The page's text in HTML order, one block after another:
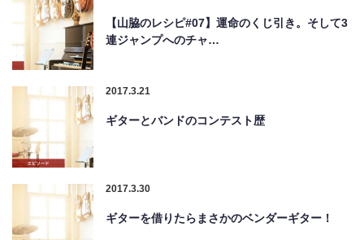
【山脇のレシピ#07】運命のくじ引き。そして3
連ジャンプへのチャ…
2017.3.21
ギターとバンドのコンテスト歴
2017.3.30
ギターを借りたらまさかのベンダーギター！